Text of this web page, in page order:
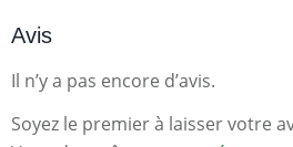
Avis
Il n’y a pas encore d’avis.
Soyez le premier à laisser votre